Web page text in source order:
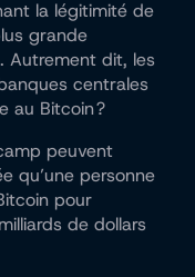
la légitimité de
grande
Autrement dit, les
centrales
au Bitcoin ?
peuvent
qu’une personne
pour
de dollars